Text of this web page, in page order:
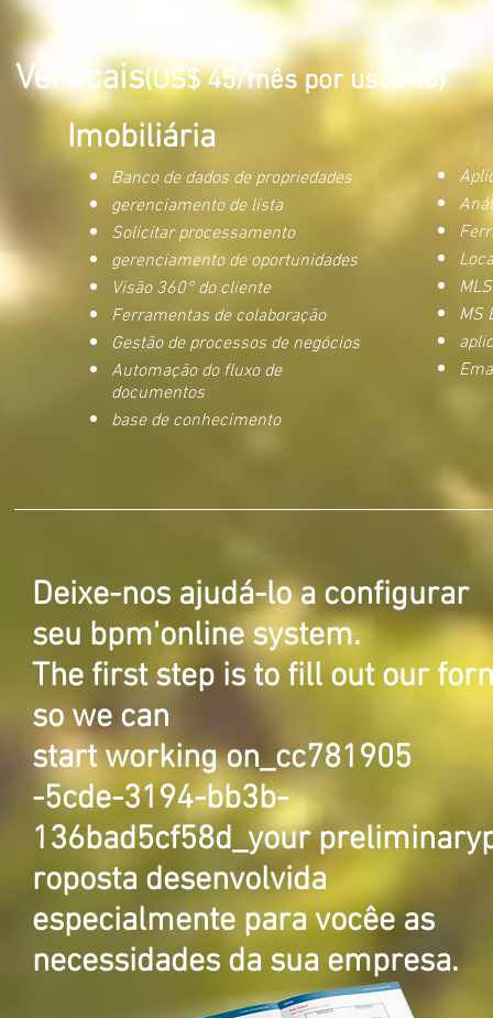
Deixe-nos ajudá-lo a configurar
seu bpm'online system.
The first step is to fill out our
so we can
start working on_cc781905
-5cde-3194-bb3b-
136bad5cf58d_your
roposta desenvolvida
especialmente para vocêe as
necessidades da sua empresa.
Verticais(US$ 45/mês por usuário)
Imobiliária
Banco de dados de propriedades
gerenciamento de lista
Solicitar processamento
gerenciamento de oportunidades
Visão 360° do cliente
Ferramentas de colaboração
Gestão de processos de negócios
Automação do fluxo de
documentos
base de conhecimento
MLS
MS